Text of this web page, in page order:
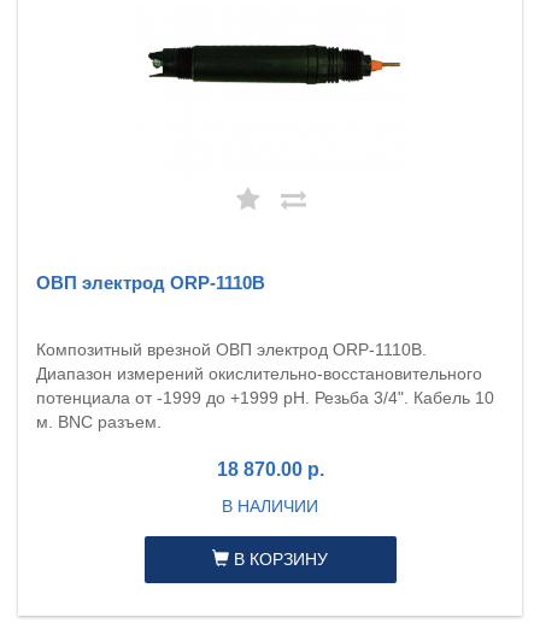
ОВП электрод ORP-1110B
Композитный врезной ОВП электрод ORP-1110B.
Диапазон измерений окислительно-восстановительного
потенциала от -1999 до +1999 pH. Резьба 3/4". Кабель 10
м. BNC разъем.
18 870.00 р.
В НАЛИЧИИ
В КОРЗИНУ